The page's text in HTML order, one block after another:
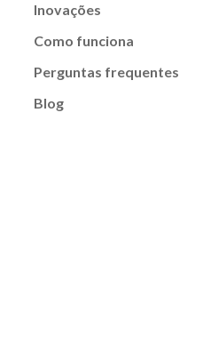
Inovações
Como funciona
Perguntas frequentes
Blog